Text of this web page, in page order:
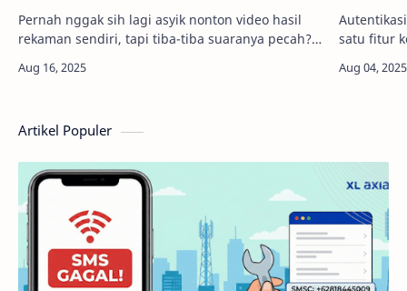
Pernah nggak sih lagi asyik nonton video hasil
rekaman sendiri, tapi tiba-tiba suaranya pecah?
banget terjadi, baik saat rekaman di H…
satu fitur
peretasan
Artikel Populer